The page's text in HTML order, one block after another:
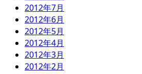
2012年7月
2012年6月
2012年5月
2012年4月
2012年3月
2012年2月